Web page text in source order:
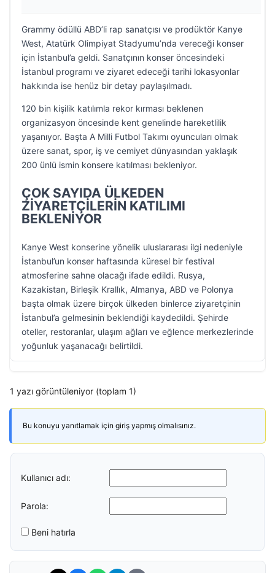
Grammy ödüllü ABD’li rap sanatçısı ve prodüktör Kanye
West, Atatürk Olimpiyat Stadyumu’nda vereceği konser
için İstanbul’a geldi. Sanatçının konser öncesindeki
İstanbul programı ve ziyaret edeceği tarihi lokasyonlar
hakkında ise henüz bir detay paylaşılmadı.
120 bin kişilik katılımla rekor kırması beklenen
organizasyon öncesinde kent genelinde hareketlilik
yaşanıyor. Başta A Milli Futbol Takımı oyuncuları olmak
üzere sanat, spor, iş ve cemiyet dünyasından yaklaşık
200 ünlü ismin konsere katılması bekleniyor.
ÇOK SAYIDA ÜLKEDEN
ZİYARETÇİLERİN KATILIMI
BEKLENİYOR
Kanye West konserine yönelik uluslararası ilgi nedeniyle
İstanbul’un konser haftasında küresel bir festival
atmosferine sahne olacağı ifade edildi. Rusya,
Kazakistan, Birleşik Krallık, Almanya, ABD ve Polonya
başta olmak üzere birçok ülkeden binlerce ziyaretçinin
İstanbul’a gelmesinin beklendiği kaydedildi. Şehirde
oteller, restoranlar, ulaşım ağları ve eğlence merkezlerinde
yoğunluk yaşanacağı belirtildi.
1 yazı görüntüleniyor (toplam 1)
Bu konuyu yanıtlamak için giriş yapmış olmalısınız.
Kullanıcı adı:
Parola:
Beni hatırla